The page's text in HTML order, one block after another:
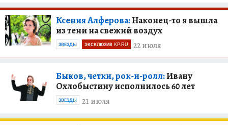
Ксения Алферова:Наконец-то я вышла
из тени на свежий воздух
22 июля
ЗВЕЗДЫ ЭКСКЛЮЗИВ KP.RU
Быков, четки, рок-н-ролл:Ивану
Охлобыстину исполнилось 60 лет
21 июля
ЗВЕЗДЫ